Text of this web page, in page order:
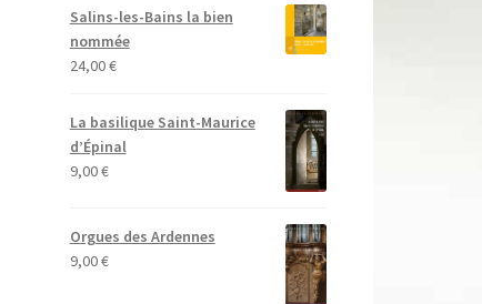
Salins-les-Bains la bien
nommée
24,00€
La basilique Saint-Maurice
d’Épinal
9,00€
Orgues des Ardennes
9,00€